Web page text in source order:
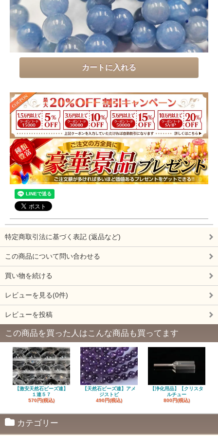
特定商取引法に基づく表記 (返品など)
この商品について問い合わせる
買い物を続ける
レビューを見る(0件)
レビューを投稿
この商品を買った人はこんな商品も買ってます
【激安天然石ビーズ連】
１連５７
570円(税込)
【天然石ビーズ連】アメ
ジストビ
490円(税込)
【浄化用品】【クリスタ
ルチュー
800円(税込)
カテゴリー